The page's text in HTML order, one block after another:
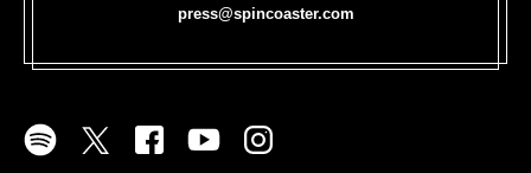
press@spincoaster.com